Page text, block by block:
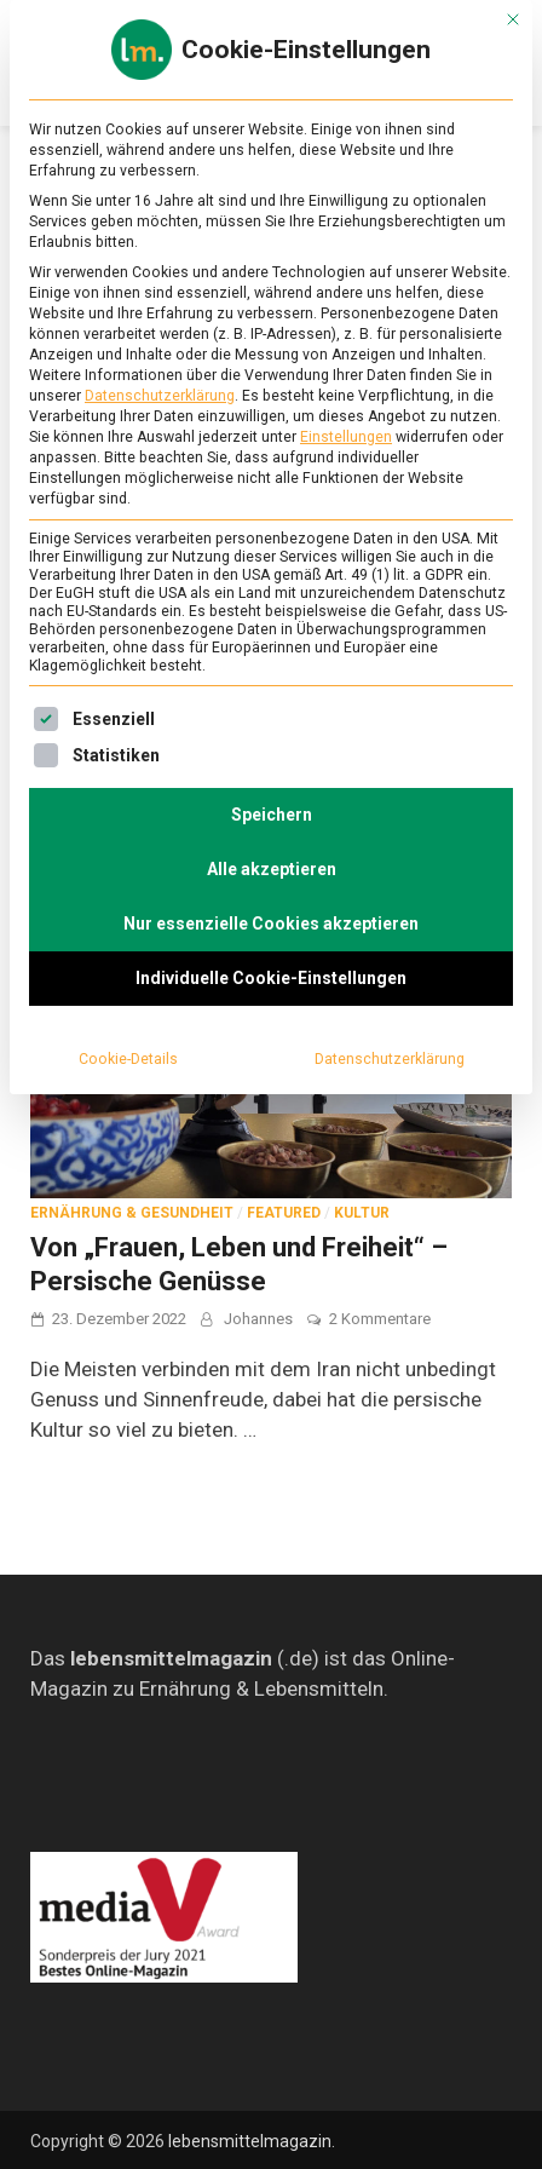
Online-
Magazin
zu
&
Ernährung
SCHLAGWORT:INTERNATIONALE KÜCHE
ERNÄHRUNG & GESUNDHEIT /FEATURED
FoodZoom 2026 – global to go
6. März 2026 Johannes
FoodZoom
Jedes Jahr präsentiert Trendscout Karin Tischer von
der Agentur Food and more vorab der Internorga in
ERNÄHRUNG & GESUNDHEIT / FEATURED / KULTUR
Von „Frauen, Leben und Freiheit“ –
Persische Genüsse
23. Dezember 2022 Johannes 2 Kommentarezu
„Frauen,
Leben
und
Die Meisten verbinden mit dem Iran nicht unbedingt
Genuss und Sinnenfreude, dabei hat die persische
Kultur so viel zu bieten. …
Das lebensmittelmagazin (.de) ist das Online-
Magazin zu Ernährung & Lebensmitteln.
Copyright © 2026 lebensmittelmagazin.
Mit
Cookie-Einstellungen
Wir nutzen Cookies auf unserer Website. Einige von ihnen sind
essenziell, während andere uns helfen, diese Website und Ihre
Erfahrung zu verbessern.
Wenn Sie unter 16 Jahre alt sind und Ihre Einwilligung zu optionalen
Services geben möchten, müssen Sie Ihre Erziehungsberechtigten um
Erlaubnis bitten.
Wir verwenden Cookies und andere Technologien auf unserer Website.
Einige von ihnen sind essenziell, während andere uns helfen, diese
Website und Ihre Erfahrung zu verbessern. Personenbezogene Daten
können verarbeitet werden (z. B. IP-Adressen), z. B. für personalisierte
Anzeigen und Inhalte oder die Messung von Anzeigen und Inhalten.
Weitere Informationen über die Verwendung Ihrer Daten finden Sie in
unserer Datenschutzerklärung. Es besteht keine Verpflichtung, in die
Verarbeitung Ihrer Daten einzuwilligen, um dieses Angebot zu nutzen.
Sie können Ihre Auswahl jederzeit unter Einstellungen widerrufen oder
anpassen. Bitte beachten Sie, dass aufgrund individueller
Einstellungen möglicherweise nicht alle Funktionen der Website
verfügbar sind.
Einige Services verarbeiten personenbezogene Daten in den USA. Mit
Ihrer Einwilligung zur Nutzung dieser Services willigen Sie auch in die
Verarbeitung Ihrer Daten in den USA gemäß Art. 49 (1) lit. a GDPR ein.
Der EuGH stuft die USA als ein Land mit unzureichendem Datenschutz
nach EU-Standards ein. Es besteht beispielsweise die Gefahr, dass US-
Behörden personenbezogene Daten in Überwachungsprogrammen
verarbeiten, ohne dass für Europäerinnen und Europäer eine
Klagemöglichkeit besteht.
Es folgt eine Liste der Service-Gruppen, für die eine
Essenziell
Statistiken
Speichern
Alle akzeptieren
Nur essenzielle Cookies akzeptieren
Individuelle Cookie-Einstellungen
Cookie-Details Datenschutzerklärung